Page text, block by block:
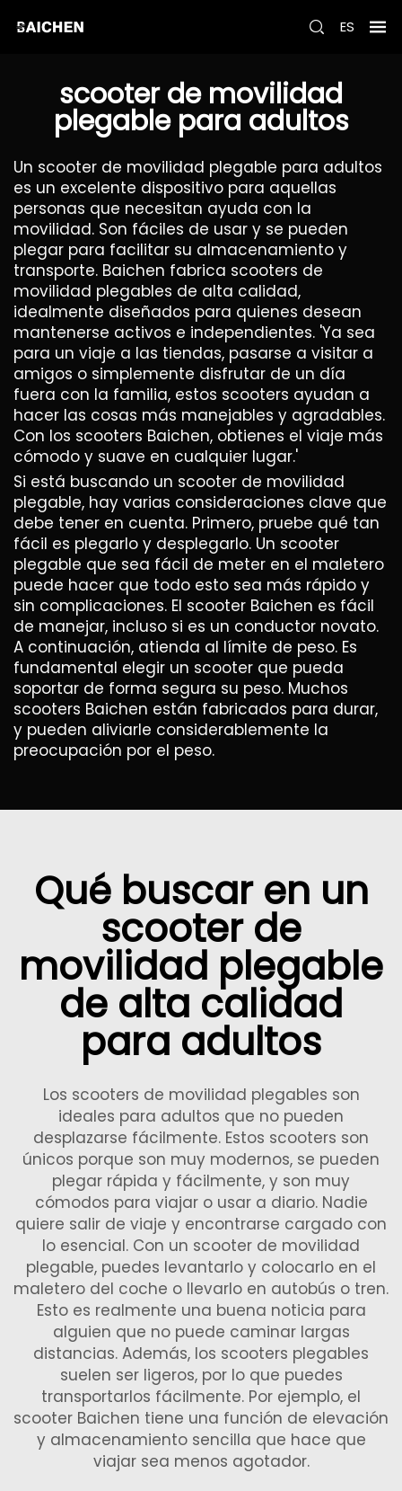
ES
scooter de movilidad
plegable para adultos
Un scooter de movilidad plegable para adultos
es un excelente dispositivo para aquellas
personas que necesitan ayuda con la
movilidad. Son fáciles de usar y se pueden
plegar para facilitar su almacenamiento y
transporte. Baichen fabrica scooters de
movilidad plegables de alta calidad,
idealmente diseñados para quienes desean
mantenerse activos e independientes. 'Ya sea
para un viaje a las tiendas, pasarse a visitar a
amigos o simplemente disfrutar de un día
fuera con la familia, estos scooters ayudan a
hacer las cosas más manejables y agradables.
Con los scooters Baichen, obtienes el viaje más
cómodo y suave en cualquier lugar.'
Si está buscando un scooter de movilidad
plegable, hay varias consideraciones clave que
debe tener en cuenta. Primero, pruebe qué tan
fácil es plegarlo y desplegarlo. Un scooter
plegable que sea fácil de meter en el maletero
puede hacer que todo esto sea más rápido y
sin complicaciones. El scooter Baichen es fácil
de manejar, incluso si es un conductor novato.
A continuación, atienda al límite de peso. Es
fundamental elegir un scooter que pueda
soportar de forma segura su peso. Muchos
scooters Baichen están fabricados para durar,
y pueden aliviarle considerablemente la
preocupación por el peso.
Qué buscar en un
scooter de
movilidad plegable
de alta calidad
para adultos
Los scooters de movilidad plegables son
ideales para adultos que no pueden
desplazarse fácilmente. Estos scooters son
únicos porque son muy modernos, se pueden
plegar rápida y fácilmente, y son muy
cómodos para viajar o usar a diario. Nadie
quiere salir de viaje y encontrarse cargado con
lo esencial. Con un scooter de movilidad
plegable, puedes levantarlo y colocarlo en el
maletero del coche o llevarlo en autobús o tren.
Esto es realmente una buena noticia para
alguien que no puede caminar largas
distancias. Además, los scooters plegables
suelen ser ligeros, por lo que puedes
transportarlos fácilmente. Por ejemplo, el
scooter Baichen tiene una función de elevación
y almacenamiento sencilla que hace que
viajar sea menos agotador.